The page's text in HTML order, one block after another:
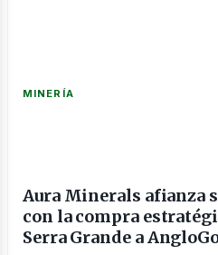
MINERÍA
Aura Minerals afianza
con la compra
Serra Grande a